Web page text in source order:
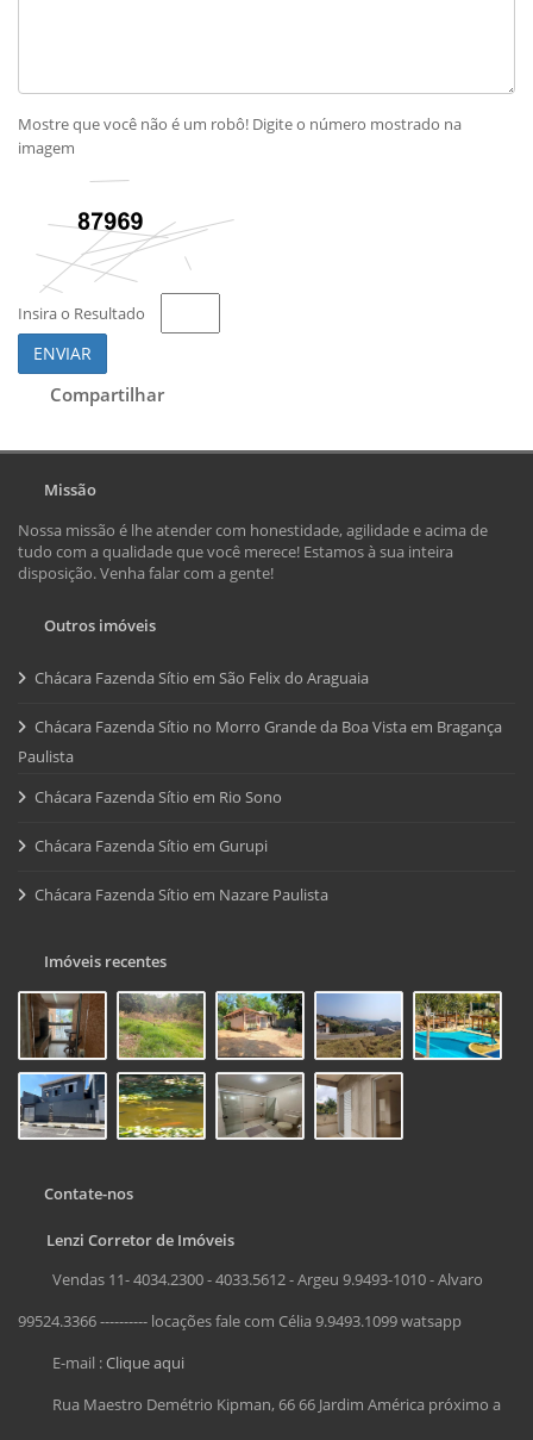
Mostre que você não é um robô! Digite o número mostrado na
imagem
Insira o Resultado
ENVIAR
Compartilhar
Missão
Nossa missão é lhe atender com honestidade, agilidade e acima de
tudo com a qualidade que você merece! Estamos à sua inteira
disposição. Venha falar com a gente!
Outros imóveis
Chácara Fazenda Sítio em São Felix do Araguaia
Chácara Fazenda Sítio no Morro Grande da Boa Vista em Bragança
Paulista
Chácara Fazenda Sítio em Rio Sono
Chácara Fazenda Sítio em Gurupi
Chácara Fazenda Sítio em Nazare Paulista
Imóveis recentes
Contate-nos
Lenzi Corretor de Imóveis
Vendas 11- 4034.2300 - 4033.5612 - Argeu 9.9493-1010 - Alvaro
99524.3366 ---------- locações fale com Célia 9.9493.1099 watsapp
E-mail :Clique aqui
Rua Maestro Demétrio Kipman, 66 66 Jardim América próximo a